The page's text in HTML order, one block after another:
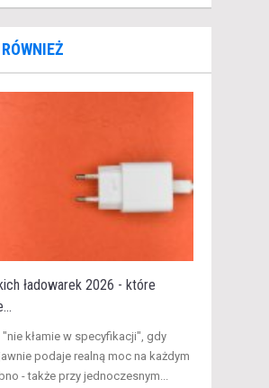
RÓWNIEŻ
ładowarek 2026 - które
kłamie w specyfikacji", gdy
podaje realną moc na każdym
- także przy jednoczesnym...